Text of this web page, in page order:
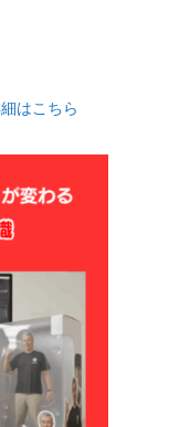
はこちら